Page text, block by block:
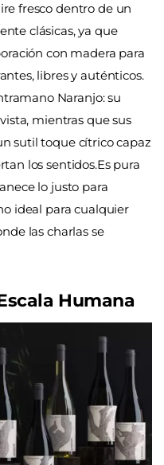
fresco dentro de un
clásicas, ya que
con madera para
libres y auténticos.
Naranjo: su
mientras que sus
sutil toque cítrico capaz
los sentidos.Es pura
lo justo para
ideal para cualquier
las charlas se
Humana